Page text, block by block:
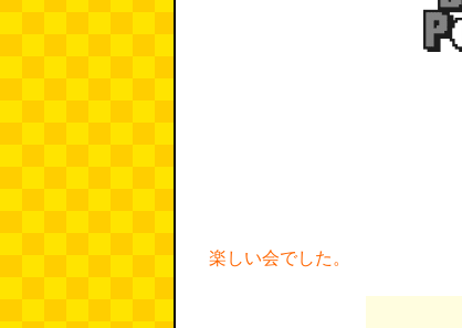
楽しい会でした。